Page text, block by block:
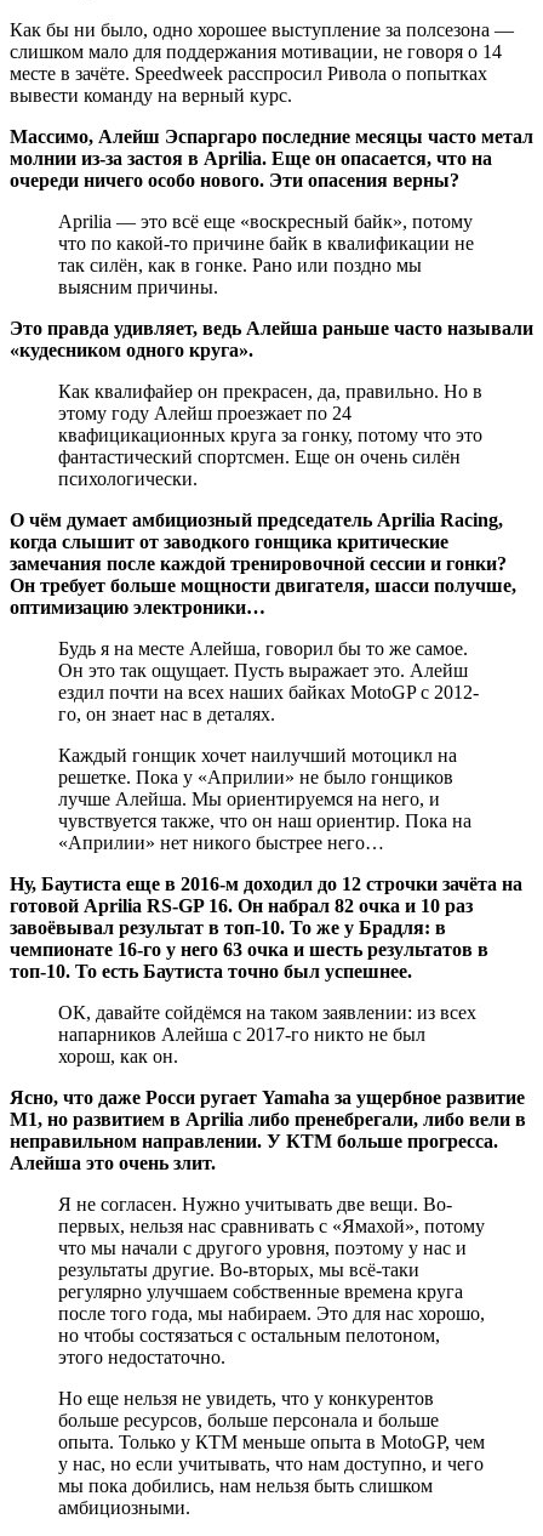
Как бы ни было, одно хорошее выступление за полсезона —
слишком мало для поддержания мотивации, не говоря о 14
месте в зачёте. Speedweek расспросил Ривола о попытках
вывести команду на верный курс.
Массимо, Алейш Эспаргаро последние месяцы часто метал
молнии из-за застоя в Aprilia. Еще он опасается, что на
очереди ничего особо нового. Эти опасения верны?
Aprilia — это всё еще «воскресный байк», потому
что по какой-то причине байк в квалификации не
так силён, как в гонке. Рано или поздно мы
выясним причины.
Это правда удивляет, ведь Алейша раньше часто называли
«кудесником одного круга».
Как квалифайер он прекрасен, да, правильно. Но в
этому году Алейш проезжает по 24
квафицикационных круга за гонку, потому что это
фантастический спортсмен. Еще он очень силён
психологически.
О чём думает амбициозный председатель Aprilia Racing,
когда слышит от заводкого гонщика критические
замечания после каждой тренировочной сессии и гонки?
Он требует больше мощности двигателя, шасси получше,
оптимизацию электроники…
Будь я на месте Алейша, говорил бы то же самое.
Он это так ощущает. Пусть выражает это. Алейш
ездил почти на всех наших байках MotoGP с 2012-
го, он знает нас в деталях.
Каждый гонщик хочет наилучший мотоцикл на
решетке. Пока у «Априлии» не было гонщиков
лучше Алейша. Мы ориентируемся на него, и
чувствуется также, что он наш ориентир. Пока на
«Априлии» нет никого быстрее него…
Ну, Баутиста еще в 2016-м доходил до 12 строчки зачёта на
готовой Aprilia RS-GP 16. Он набрал 82 очка и 10 раз
завоёвывал результат в топ-10. То же у Брадля: в
чемпионате 16-го у него 63 очка и шесть результатов в
топ-10. То есть Баутиста точно был успешнее.
ОК, давайте сойдёмся на таком заявлении: из всех
напарников Алейша с 2017-го никто не был
хорош, как он.
Ясно, что даже Росси ругает Yamaha за ущербное развитие
М1, но развитием в Aprilia либо пренебрегали, либо вели в
неправильном направлении. У КТМ больше прогресса.
Алейша это очень злит.
Я не согласен. Нужно учитывать две вещи. Во-
первых, нельзя нас сравнивать с «Ямахой», потому
что мы начали с другого уровня, поэтому у нас и
результаты другие. Во-вторых, мы всё-таки
регулярно улучшаем собственные времена круга
после того года, мы набираем. Это для нас хорошо,
но чтобы состязаться с остальным пелотоном,
этого недостаточно.
Но еще нельзя не увидеть, что у конкурентов
больше ресурсов, больше персонала и больше
опыта. Только у КТМ меньше опыта в MotoGP, чем
у нас, но если учитывать, что нам доступно, и чего
мы пока добились, нам нельзя быть слишком
амбициозными.